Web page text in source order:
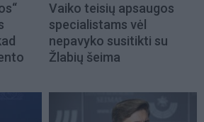
Vaiko teisių apsaugos
specialistams vėl
nepavyko susitikti su
Žlabių šeima